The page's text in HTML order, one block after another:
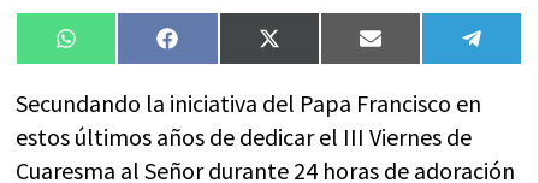
Compartir
en
WhatsAppCompartir
en
FacebookCompartir
en
X
(Twitter)
Compartir
en
Email
en
Secundando la iniciativa del Papa Francisco en
estos últimos años de dedicar el III Viernes de
Cuaresma al Señor durante 24 horas de adoración